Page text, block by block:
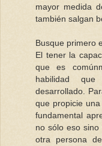
mayor medida
también salgan
Busque primero
El tener la
que es
habilidad
desarrollado.
que propicie
fundamental
no sólo eso
otra persona